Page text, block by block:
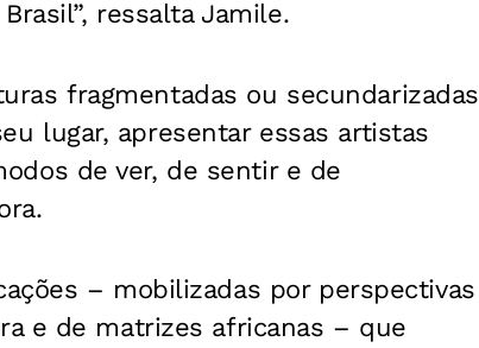
ressalta Jamile.
fragmentadas ou secundarizadas
lugar, apresentar essas artistas
de ver, de sentir e de
– mobilizadas por perspectivas
e de matrizes africanas – que